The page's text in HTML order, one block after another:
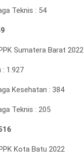
Teknis : 54
Sumatera Barat 2022
: 1.927
Kesehatan : 384
Teknis : 205
Kota Batu 2022